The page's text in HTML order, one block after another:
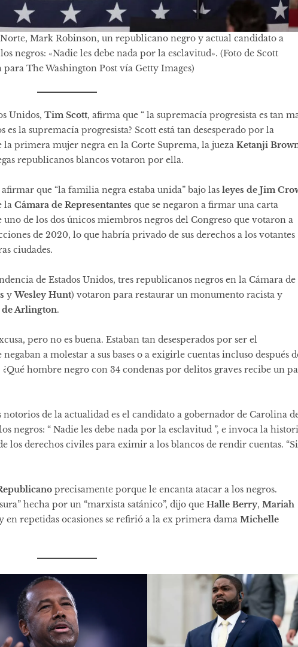
Mark Robinson, un republicano negro y actual candidato a
negros: «Nadie les debe nada por la esclavitud». (Foto de Scott
para The Washington Post vía Getty Images)
Unidos, Tim Scott, afirma que “ la supremacía progresista es tan
es la supremacía progresista? Scott está tan desesperado por la
la primera mujer negra en la Corte Suprema, la jueza Ketanji
republicanos blancos votaron por ella.
que “la familia negra estaba unida” bajo las leyes de Jim
la Cámara de Representantes que se negaron a firmar una carta
de los dos únicos miembros negros del Congreso que votaron a
de 2020, lo que habría privado de sus derechos a los votantes
ciudades.
de Estados Unidos, tres republicanos negros en la Cámara de
yWesley Hunt) votaron para restaurar un monumento racista y
Arlington.
pero no es buena. Estaban tan desesperados por ser el
negaban a molestar a sus bases o a exigirle cuentas incluso después
hombre negro con 34 condenas por delitos graves recibe un
de la actualidad es el candidato a gobernador de Carolina
negros: “ Nadie les debe nada por la esclavitud ”, e invoca la
los derechos civiles para eximir a los blancos de rendir cuentas. “Si
precisamente porque le encanta atacar a los negros.
” hecha por un “marxista satánico”, dijo que Halle Berry, Mariah
en repetidas ocasiones se refirió a la ex primera dama Michelle